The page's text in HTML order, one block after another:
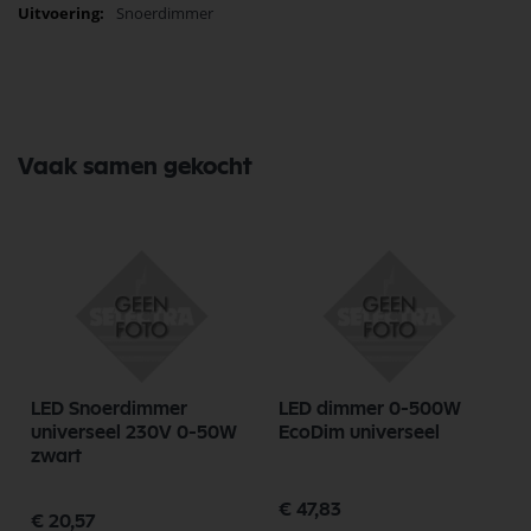
Snoerdimmer
Vaak samen gekocht
LED Snoerdimmer
universeel 230V 0-50W
zwart
€ 20,57
LED dimmer 0-500W
EcoDim universeel
€ 47,83